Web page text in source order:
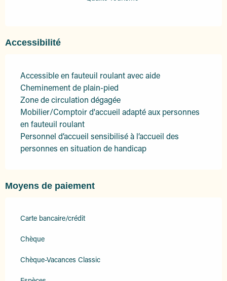
Accessibilité
Accessible en fauteuil roulant avec aide
Cheminement de plain-pied
Zone de circulation dégagée
Mobilier/Comptoir d'accueil adapté aux personnes
en fauteuil roulant
Personnel d’accueil sensibilisé à l’accueil des
personnes en situation de handicap
Moyens de paiement
Carte bancaire/crédit
Chèque
Chèque-Vacances Classic